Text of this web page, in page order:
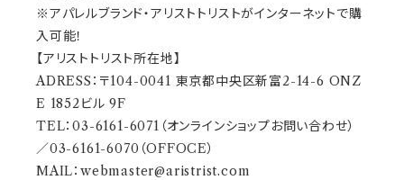
※アパレルブランド・アリストトリストがインターネットで購
入可能！
【アリストトリスト所在地】
ADRESS：〒104-0041 東京都中央区新富2-14-6 ONZ
E 1852ビル 9F
TEL：03-6161-6071（オンラインショップお問い合わせ）
／03-6161-6070（OFFOCE）
MAIL： webmaster@aristrist.com